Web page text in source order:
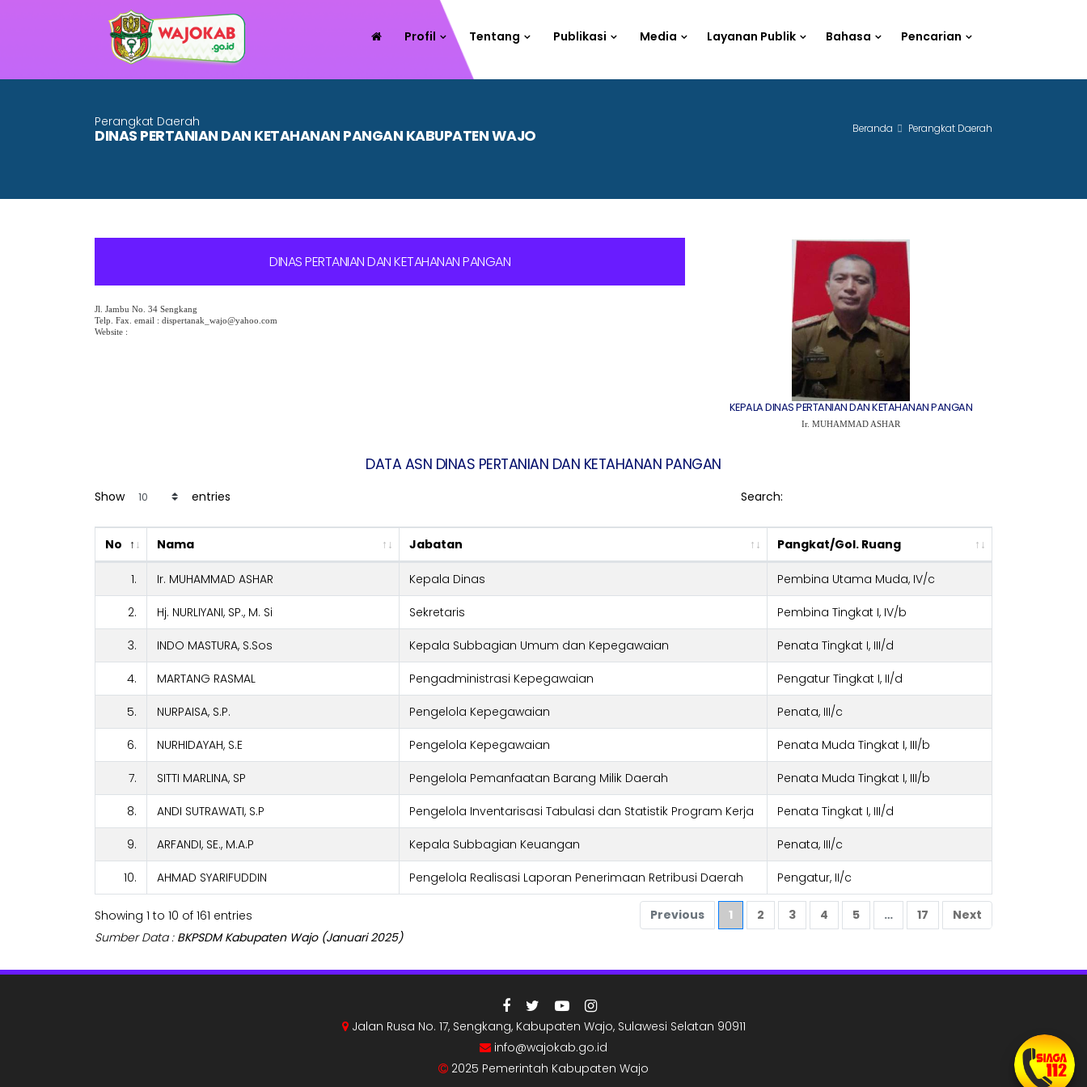
Profil Tentang Publikasi Media Layanan Publik Bahasa Pencarian
Perangkat Daerah
DINAS PERTANIAN DAN KETAHANAN PANGAN KABUPATEN WAJO Beranda Perangkat Daerah
DINAS PERTANIAN DAN KETAHANAN PANGAN
Jl. Jambu No. 34 Sengkang
Telp. Fax. email : dispertanak_wajo@yahoo.com
Website :
KEPALA DINAS PERTANIAN DAN KETAHANAN PANGAN
Ir. MUHAMMAD ASHAR
DATA ASN DINAS PERTANIAN DAN KETAHANAN PANGAN
Show entries Search:
No Nama Jabatan Pangkat/Gol. Ruang
1. Ir. MUHAMMAD ASHAR Kepala Dinas Pembina Utama Muda, IV/c
2. Hj. NURLIYANI, SP., M. Si Sekretaris Pembina Tingkat I, IV/b
3. INDO MASTURA, S.Sos Kepala Subbagian Umum dan Kepegawaian Penata Tingkat I, III/d
4. MARTANG RASMAL Pengadministrasi Kepegawaian Pengatur Tingkat I, II/d
5. NURPAISA, S.P. Pengelola Kepegawaian Penata, III/c
6. NURHIDAYAH, S.E Pengelola Kepegawaian Penata Muda Tingkat I, III/b
7. SITTI MARLINA, SP Pengelola Pemanfaatan Barang Milik Daerah Penata Muda Tingkat I, III/b
8. ANDI SUTRAWATI, S.P Pengelola Inventarisasi Tabulasi dan Statistik Program Kerja Penata Tingkat I, III/d
9. ARFANDI, SE., M.A.P Kepala Subbagian Keuangan Penata, III/c
10. AHMAD SYARIFUDDIN Pengelola Realisasi Laporan Penerimaan Retribusi Daerah Pengatur, II/c
Showing 1 to 10 of 161 entries Previous 1 2 3 4 5 … 17
Next
Sumber Data : BKPSDM Kabupaten Wajo (Januari 2025)
Jalan Rusa No. 17, Sengkang, Kabupaten Wajo, Sulawesi Selatan 90911
info@wajokab.go.id
2025 Pemerintah Kabupaten Wajo